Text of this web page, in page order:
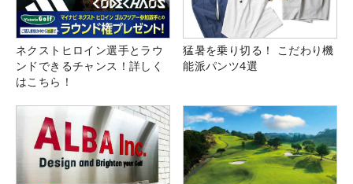
ネクストヒロイン選手とラウ
ンドできるチャンス！詳しく
はこちら！
猛暑を乗り切る！ こだわり機
能派パンツ4選